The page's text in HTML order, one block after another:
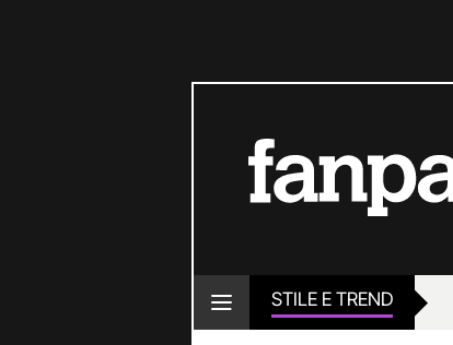
STILE E TREND